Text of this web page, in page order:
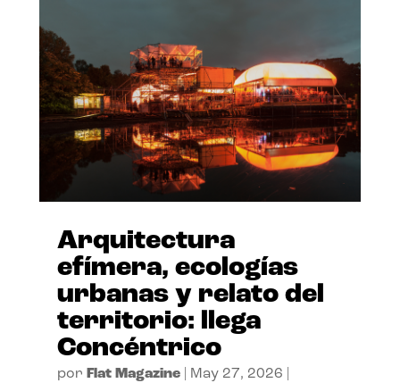
Arquitectura
efímera, ecologías
urbanas y relato del
territorio: llega
Concéntrico
por Flat Magazine| May 27, 2026